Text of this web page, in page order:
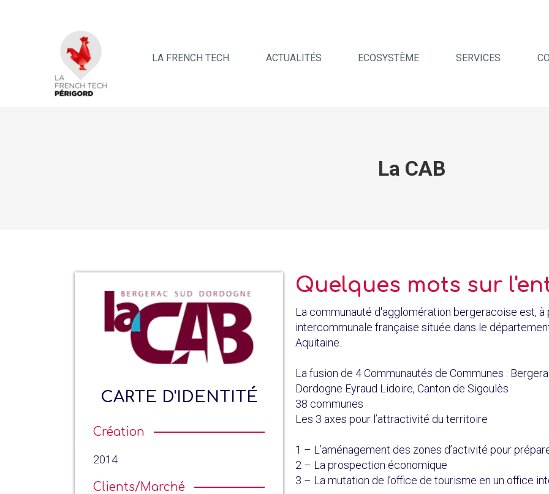
LA FRENCH TECH ACTUALITÉS ECOSYSTÈME SERVICES
La CAB
CARTE D'IDENTITÉ
Création
2014
Clients/Marché
Quelques mots sur
La communauté d'agglomération bergeracoise est,
intercommunale française située dans le
Aquitaine.
La fusion de 4 Communautés de Communes :
Dordogne Eyraud Lidoire, Canton de Sigoulès
38 communes
Les 3 axes pour l’attractivité du territoire
1 – L’aménagement des zones d’activité pour
2 – La prospection économique
3 – La mutation de l’office de tourisme en un office